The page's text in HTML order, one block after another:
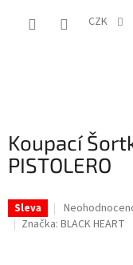
CZK
Koupací
PISTOLERO
Sleva
Průměrné
hodnocení
Značka: BLACK HEART